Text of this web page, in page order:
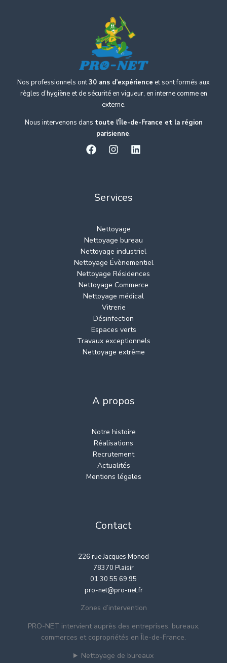
Nos professionnels ont30 ans d’expérience et sont formés aux
règles d’hygiène et de sécurité en vigueur, en interne comme en
externe.
Nous intervenons dans toute l’Île-de-France et la région
parisienne.
Services
Nettoyage
Nettoyage bureau
Nettoyage industriel
Nettoyage Évènementiel
Nettoyage Résidences
Nettoyage Commerce
Nettoyage médical
Vitrerie
Désinfection
Espaces verts
Travaux exceptionnels
Nettoyage extrême
A propos
Notre histoire
Réalisations
Recrutement
Actualités
Mentions légales
Contact
226 rue Jacques Monod
78370 Plaisir
01 30 55 69 95
pro-net@pro-net.fr
Zones d’intervention
PRO-NET intervient auprès des entreprises, bureaux,
commerces et copropriétés en Île-de-France.
Nettoyage de bureaux